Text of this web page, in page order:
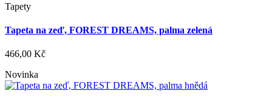
Tapety
Tapeta na zeď, FOREST DREAMS, palma zelená
466,00 Kč
Novinka